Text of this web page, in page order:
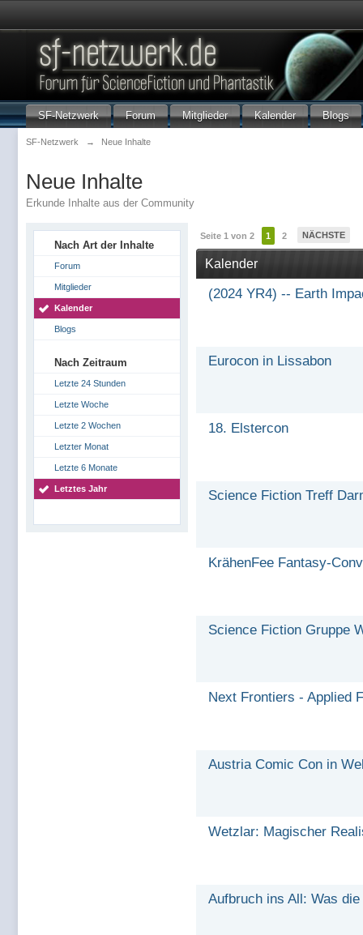
SF-Netzwerk Forum Mitglieder Kalender Blogs
SF-Netzwerk → Neue Inhalte
Neue Inhalte
Erkunde Inhalte aus der Community
Nach Art der Inhalte
Forum
Mitglieder
Kalender
Blogs
Nach Zeitraum
Letzte 24 Stunden
Letzte Woche
Letzte 2 Wochen
Letzter Monat
Letzte 6 Monate
Letztes Jahr
Seite 1 von 2 1 2 NÄCHSTE
Kalender
(2024 YR4) -- Earth
Eurocon in Lissabon
18. Elstercon
Science Fiction Treff
KrähenFee Fantasy-
Science Fiction Gruppe
Next Frontiers - Applied
Austria Comic Con in
Wetzlar: Magischer
Aufbruch ins All: Was